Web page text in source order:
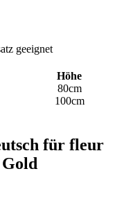
geeignet
Höhe
80cm
100cm
für fleur